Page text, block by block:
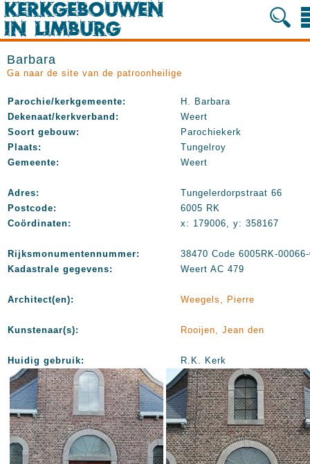
Barbara
Ga naar de site van de patroonheilige
Parochie/kerkgemeente:
H. Barbara
Dekenaat/kerkverband:
Weert
Soort gebouw:
Parochiekerk
Plaats:
Tungelroy
Gemeente:
Weert
Adres:
Tungelerdorpstraat 66
Postcode:
6005 RK
Coördinaten:
x: 179006, y: 358167
Rijksmonumentennummer:
38470 Code 6005RK-
Kadastrale gegevens:
Weert AC 479
Architect(en): Weegels, Pierre
Kunstenaar(s): Rooijen, Jean den
Huidig gebruik: R.K. Kerk